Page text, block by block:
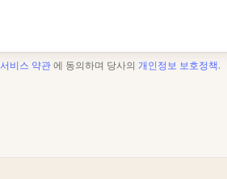
서비스 약관 에 동의하며 당사의 개인정보 보호정책.